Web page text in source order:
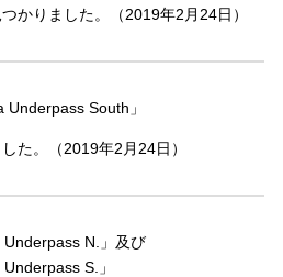
かりました。（2019年2月24日）
South」
た。（2019年2月24日）
N.」及び
S.」